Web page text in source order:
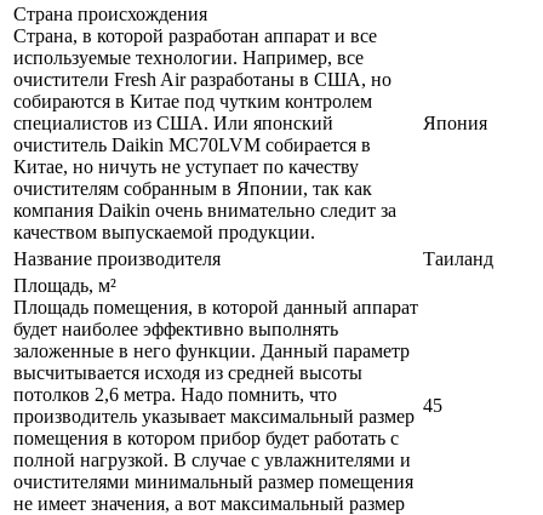
Страна происхождения
Страна, в которой разработан аппарат и все
используемые технологии. Например, все
очистители Fresh Air разработаны в США, но
собираются в Китае под чутким контролем
специалистов из США. Или японский
очиститель Daikin MC70LVM собирается в
Китае, но ничуть не уступает по качеству
очистителям собранным в Японии, так как
компания Daikin очень внимательно следит за
качеством выпускаемой продукции.
Япония
Название производителя
Таиланд
Площадь, м²
Площадь помещения, в которой данный аппарат
будет наиболее эффективно выполнять
заложенные в него функции. Данный параметр
высчитывается исходя из средней высоты
потолков 2,6 метра. Надо помнить, что
производитель указывает максимальный размер
помещения в котором прибор будет работать с
полной нагрузкой. В случае с увлажнителями и
очистителями минимальный размер помещения
не имеет значения, а вот максимальный размер
45